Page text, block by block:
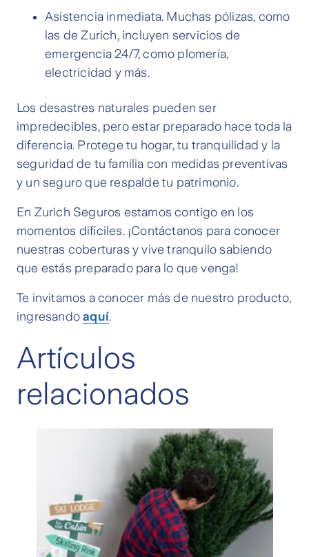
Asistencia inmediata. Muchas pólizas, como
las de Zurich, incluyen servicios de
emergencia 24/7, como plomería,
electricidad y más.
Los desastres naturales pueden ser
impredecibles, pero estar preparado hace toda la
diferencia. Protege tu hogar, tu tranquilidad y la
seguridad de tu familia con medidas preventivas
y un seguro que respalde tu patrimonio.
En Zurich Seguros estamos contigo en los
momentos difíciles. ¡Contáctanos para conocer
nuestras coberturas y vive tranquilo sabiendo
que estás preparado para lo que venga!
Te invitamos a conocer más de nuestro producto,
ingresandoaquí.
Artículos
relacionados